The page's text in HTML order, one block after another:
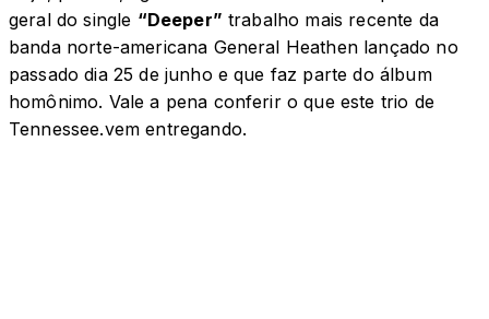
geral do single “Deeper” trabalho mais recente da
banda norte-americana General Heathen lançado no
passado dia 25 de junho e que faz parte do álbum
homônimo. Vale a pena conferir o que este trio de
Tennessee.vem entregando.